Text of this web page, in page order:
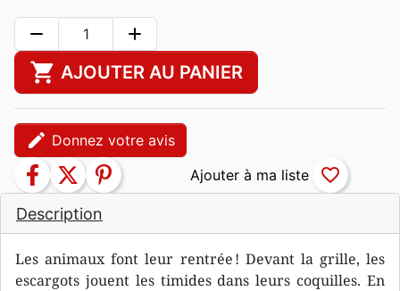
Description
Les animaux font leur rentrée ! Devant la grille, les
escargots jouent les timides dans leurs coquilles. En
remove add
shopping_cart AJOUTER AU PANIER
edit Donnez votre avis
facebook twitter pinterest favorite_border